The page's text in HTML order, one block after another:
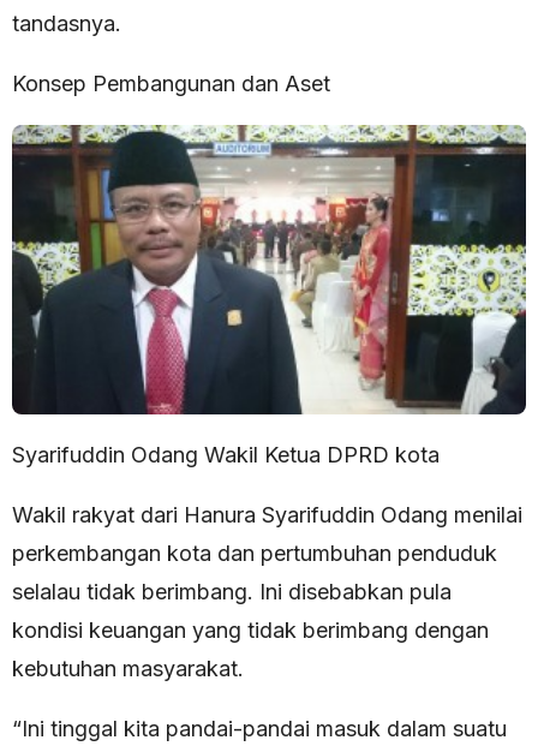
tandasnya.
Konsep Pembangunan dan Aset
Syarifuddin Odang Wakil Ketua DPRD kota
Wakil rakyat dari Hanura Syarifuddin Odang menilai
perkembangan kota dan pertumbuhan penduduk
selalau tidak berimbang. Ini disebabkan pula
kondisi keuangan yang tidak berimbang dengan
kebutuhan masyarakat.
“Ini tinggal kita pandai-pandai masuk dalam suatu